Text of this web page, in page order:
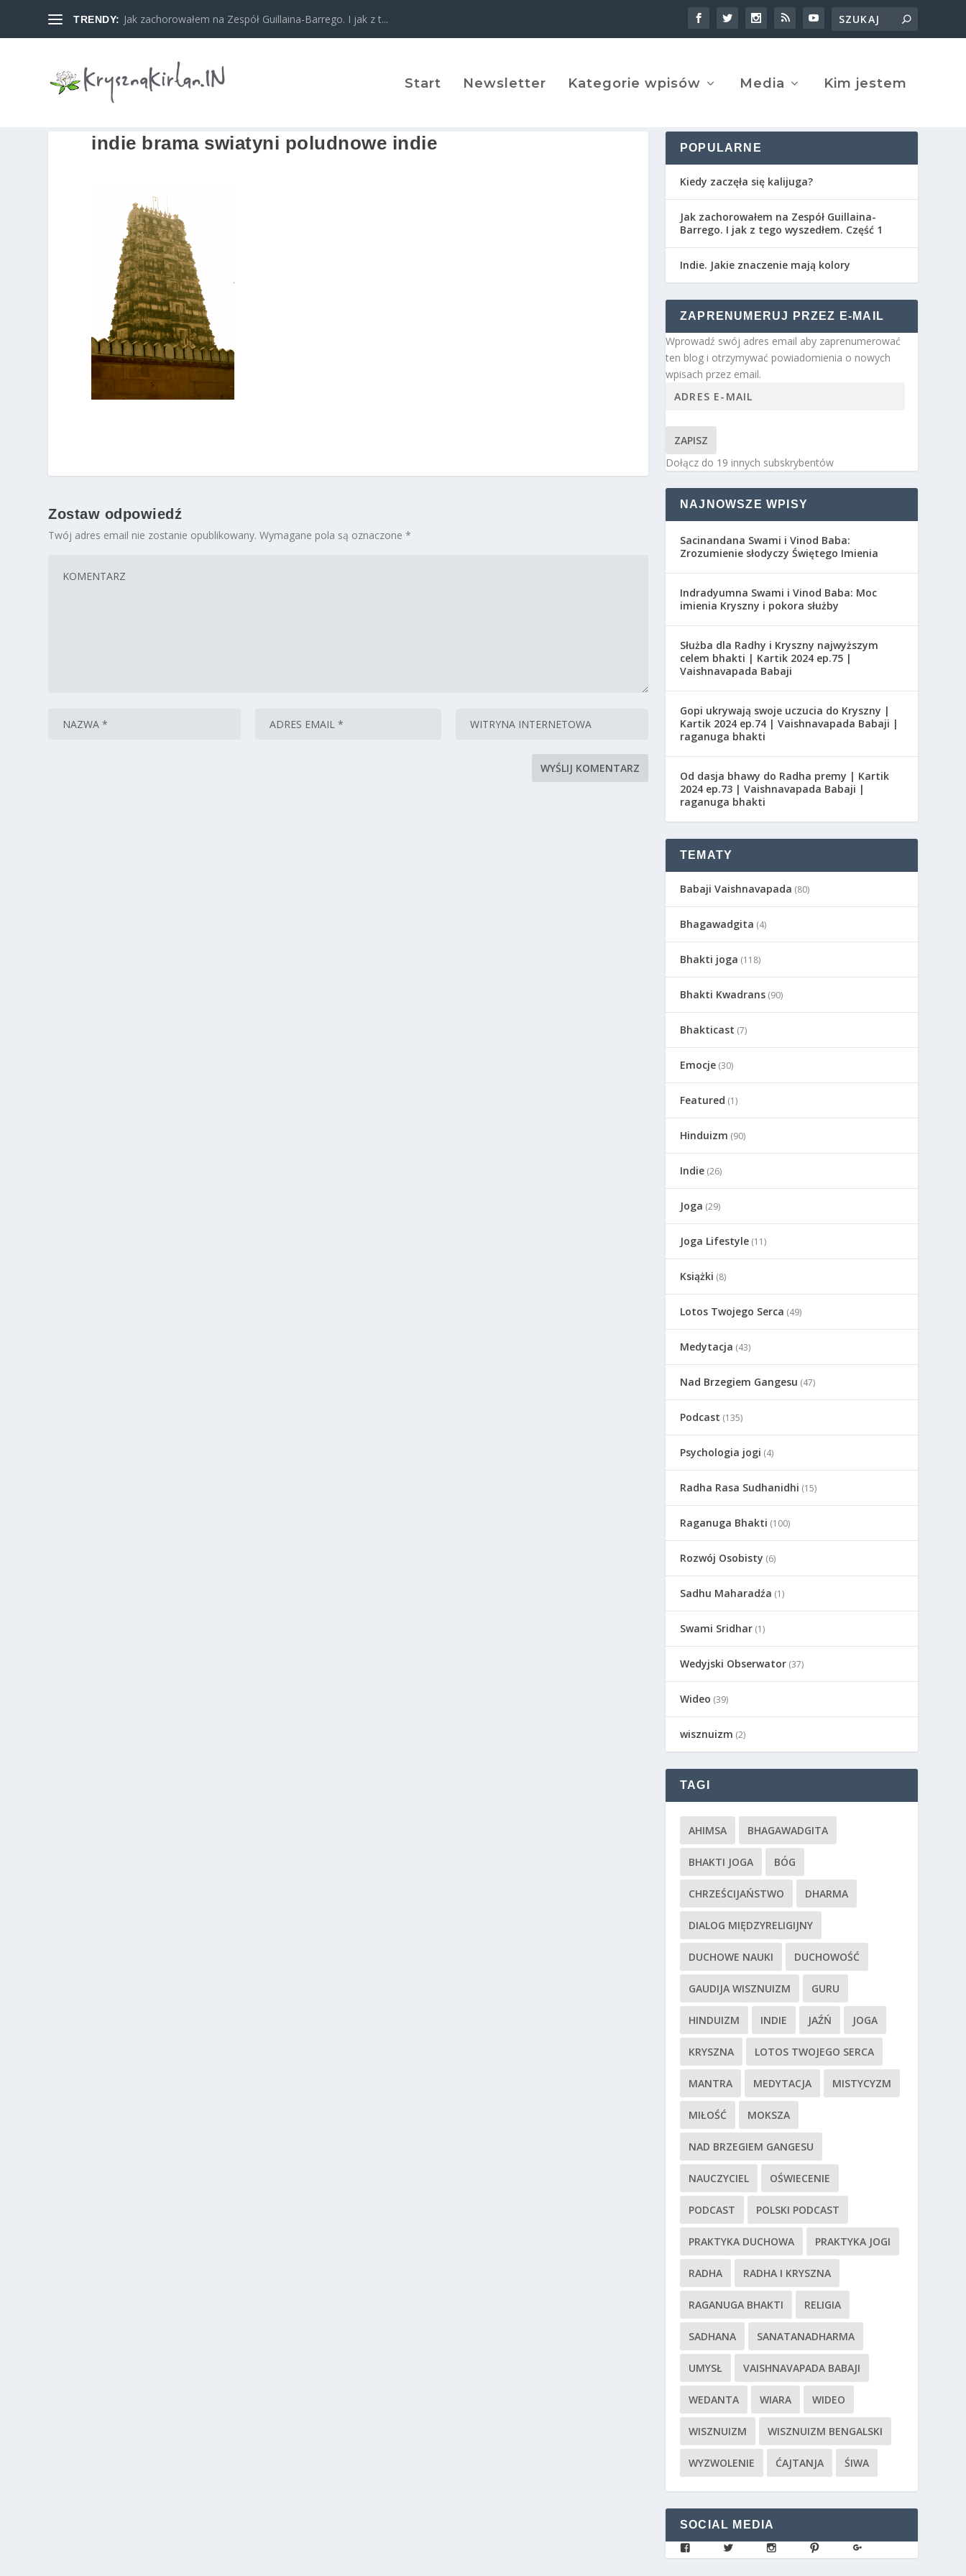
TRENDY: Jak zachorowałem na Zespół Guillaina-Barrego. I jak z t...
Start Newsletter Kategorie wpisów Media Kim jestem
indie brama swiatyni poludnowe indie
Zostaw odpowiedź
Twój adres email nie zostanie opublikowany. Wymagane pola są oznaczone*
POPULARNE
Kiedy zaczęła się kalijuga?
Jak zachorowałem na Zespół Guillaina-
Barrego. I jak z tego wyszedłem. Część 1
Indie. Jakie znaczenie mają kolory
ZAPRENUMERUJ PRZEZ E-MAIL
Wprowadź swój adres email aby zaprenumerować
ten blog i otrzymywać powiadomienia o nowych
wpisach przez email.
ZAPISZ
Dołącz do 19 innych subskrybentów
NAJNOWSZE WPISY
Sacinandana Swami i Vinod Baba:
Zrozumienie słodyczy Świętego Imienia
Indradyumna Swami i Vinod Baba: Moc
imienia Kryszny i pokora służby
Służba dla Radhy i Kryszny najwyższym
celem bhakti | Kartik 2024 ep.75 |
Vaishnavapada Babaji
Gopi ukrywają swoje uczucia do Kryszny |
Kartik 2024 ep.74 | Vaishnavapada Babaji |
raganuga bhakti
Od dasja bhawy do Radha premy | Kartik
2024 ep.73 | Vaishnavapada Babaji |
raganuga bhakti
TEMATY
Babaji Vaishnavapada (80)
Bhagawadgita (4)
Bhakti joga (118)
Bhakti Kwadrans(90)
Bhakticast (7)
Emocje(30)
Featured (1)
Hinduizm (90)
Indie(26)
Joga (29)
Joga Lifestyle(11)
Książki (8)
Lotos Twojego Serca (49)
Medytacja (43)
Nad Brzegiem Gangesu (47)
Podcast (135)
Psychologia jogi (4)
Radha Rasa Sudhanidhi (15)
Raganuga Bhakti (100)
Rozwój Osobisty (6)
Sadhu Maharadźa (1)
Swami Sridhar(1)
Wedyjski Obserwator(37)
Wideo (39)
wisznuizm (2)
TAGI
AHIMSA BHAGAWADGITA
BHAKTI JOGA BÓG
CHRZEŚCIJAŃSTWO DHARMA
DIALOG MIĘDZYRELIGIJNY
DUCHOWE NAUKI DUCHOWOŚĆ
GAUDIJA WISZNUIZM GURU
HINDUIZM INDIE JAŹŃ JOGA
KRYSZNA LOTOS TWOJEGO SERCA
MANTRA MEDYTACJA MISTYCYZM
MIŁOŚĆ MOKSZA
NAD BRZEGIEM GANGESU
NAUCZYCIEL OŚWIECENIE
PODCAST POLSKI PODCAST
PRAKTYKA DUCHOWA PRAKTYKA JOGI
RADHA RADHA I KRYSZNA
RAGANUGA BHAKTI RELIGIA
SADHANA SANATANADHARMA
UMYSŁ VAISHNAVAPADA BABAJI
WEDANTA WIARA WIDEO
WISZNUIZM WISZNUIZM BENGALSKI
WYZWOLENIE ĆAJTANJA ŚIWA
SOCIAL MEDIA